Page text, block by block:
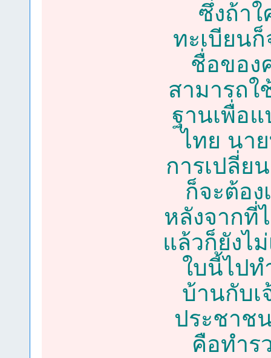
ซึ่งถ้า
ทะเบียน
ชื่อของ
สามารถใ
ฐานเพื่อ
ไทย นา
การเปลี่ย
ก็จะต้อ
หลังจากที่
แล้วก็ยังไ
ใบนี้ไปท
บ้านกับเ
ประชาช
คือทำร